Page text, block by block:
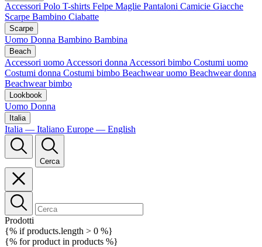
Accessori Polo T-shirts Felpe Maglie Pantaloni Camicie Giacche
Scarpe Bambino Ciabatte
Scarpe
Uomo Donna Bambino Bambina
Beach
Accessori uomo Accessori donna Accessori bimbo Costumi uomo
Costumi donna Costumi bimbo Beachwear uomo Beachwear donna
Beachwear bimbo
Lookbook
Uomo Donna
Italia
Italia — Italiano Europe — English
Cerca
Prodotti
{% if products.length > 0 %}
{% for product in products %}